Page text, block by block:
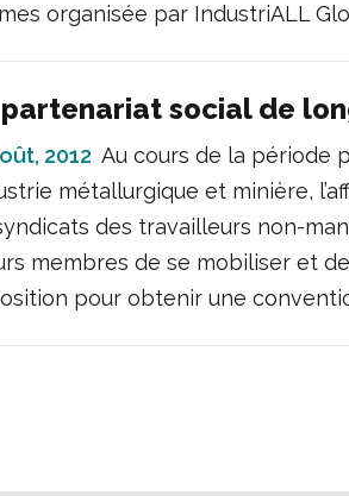
organisée par IndustriALL
partenariat social de
2012 Au cours de la période
métallurgique et minière,
des travailleurs non-
membres de se mobiliser et
pour obtenir une